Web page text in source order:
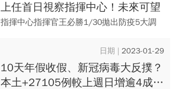
上任首日視察指揮中心！未來可望
輕症免通報、不強制「5＋n」
指揮中心指揮官王必勝1/30拋出防疫5大調
確診者隔離政策、確診者通報定義、傳染病
降類，目前都已進行實質...
2023-01-29
10天年假收假、新冠病毒大反撲？
本土+27105例較上週日增逾4成…